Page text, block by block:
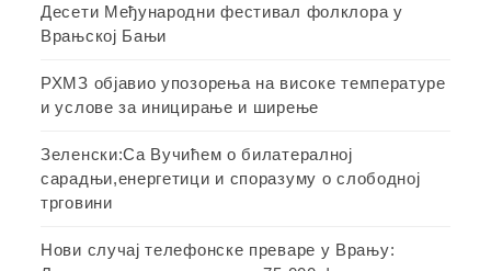
Десети Међународни фестивал фолклора у
Врањској Бањи
РХМЗ објавио упозорења на високе температуре
и услове за иницирање и ширење
Зеленски:Са Вучићем о билатералној
сарадњи,енергетици и споразуму о слободној
трговини
Нови случај телефонске преваре у Врању: